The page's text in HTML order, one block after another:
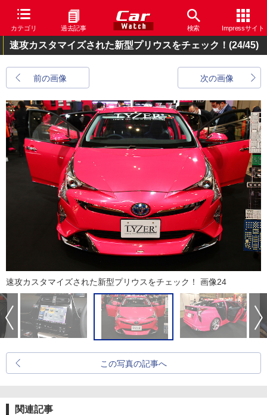
カテゴリ 過去記事 検索 Impressサイト
速攻カスタマイズされた新型プリウスをチェック！ (24/45)
前の画像 次の画像
速攻カスタマイズされた新型プリウスをチェック！ 画像24
この写真の記事へ
関連記事